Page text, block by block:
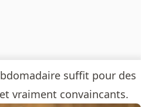
suffit pour des
vraiment convaincants.